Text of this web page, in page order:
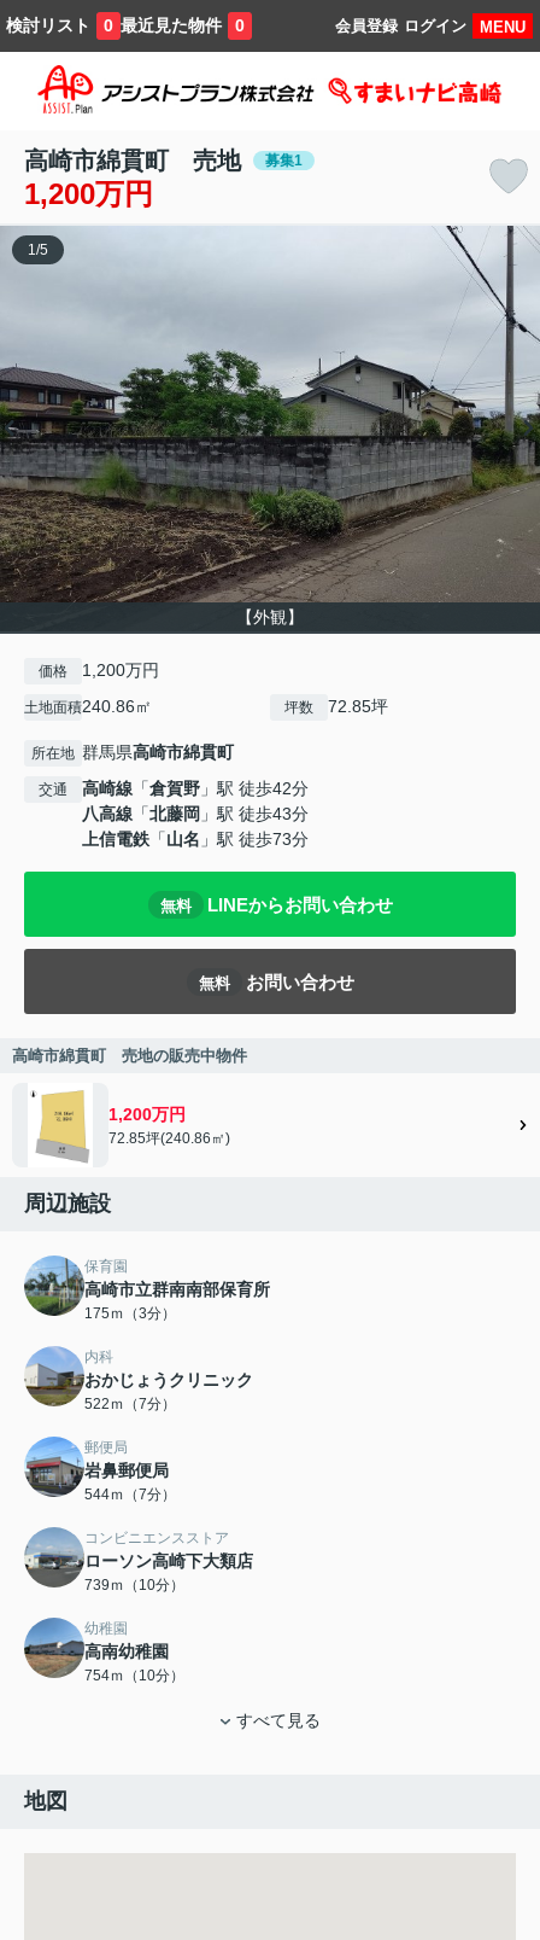
検討リスト 0 最近見た物件 0 MENU
ログイン
会員登録
高崎市綿貫町 売地 募集1
1,200万円
【外観】
1 /5
価格 1,200万円
土地面積240.86㎡ 坪数 72.85坪
所在地 群馬県高崎市綿貫町
交通 高崎線 「倉賀野 」駅 徒歩42分
八高線 「北藤岡 」駅 徒歩43分
上信電鉄 「山名 」駅 徒歩73分
無料 LINEからお問い合わせ
無料 お問い合わせ
高崎市綿貫町 売地の販売中物件
1,200万円
72.85坪(240.86㎡)
周辺施設
保育園
高崎市立群南南部保育所
175ｍ（3分）
内科
おかじょうクリニック
522ｍ（7分）
郵便局
岩鼻郵便局
544ｍ（7分）
コンビニエンスストア
ローソン高崎下大類店
739ｍ（10分）
幼稚園
高南幼稚園
754ｍ（10分）
すべて見る
地図